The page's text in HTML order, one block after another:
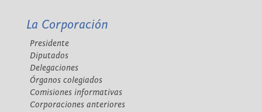
La Corporación
Presidente
Diputados
Delegaciones
Órganos colegiados
Comisiones informativas
Corporaciones anteriores